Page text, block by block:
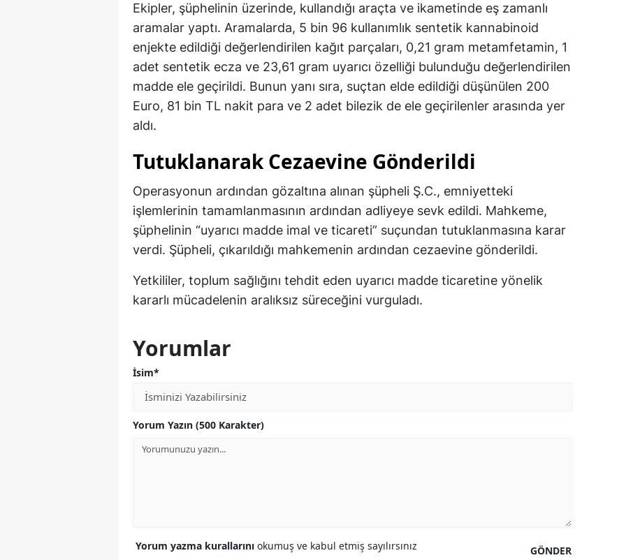
Ekipler, şüphelinin üzerinde, kullandığı araçta ve ikametinde eş zamanlı
aramalar yaptı. Aramalarda, 5 bin 96 kullanımlık sentetik kannabinoid
enjekte edildiği değerlendirilen kağıt parçaları, 0,21 gram metamfetamin, 1
adet sentetik ecza ve 23,61 gram uyarıcı özelliği bulunduğu değerlendirilen
madde ele geçirildi. Bunun yanı sıra, suçtan elde edildiği düşünülen 200
Euro, 81 bin TL nakit para ve 2 adet bilezik de ele geçirilenler arasında yer
aldı.
Tutuklanarak Cezaevine Gönderildi
Operasyonun ardından gözaltına alınan şüpheli Ş.C., emniyetteki
işlemlerinin tamamlanmasının ardından adliyeye sevk edildi. Mahkeme,
şüphelinin “uyarıcı madde imal ve ticareti” suçundan tutuklanmasına karar
verdi. Şüpheli, çıkarıldığı mahkemenin ardından cezaevine gönderildi.
Yetkililer, toplum sağlığını tehdit eden uyarıcı madde ticaretine yönelik
kararlı mücadelenin aralıksız süreceğini vurguladı.
Yorumlar
İsim*
Yorum Yazın (500 Karakter)
GÖNDER
Yorum yazma kurallarını okumuş ve kabul etmiş sayılırsınız